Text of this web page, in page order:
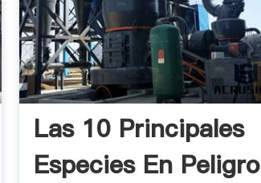
Las 10 Principales
Especies En Peligro